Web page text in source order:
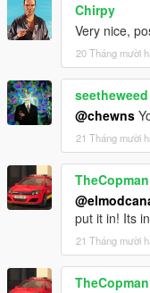
Chirpy
Very nice,
20 Tháng mười
seetheweed
@chewns
21 Tháng mười
put it in! Its
21 Tháng mười